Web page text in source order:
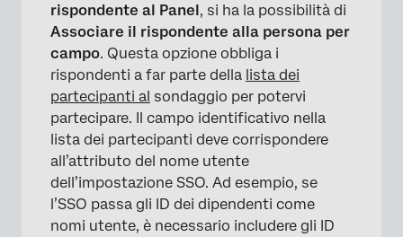
×
rispondente al Panel , si ha la possibilità di
Associare il rispondente alla persona per
campo. Questa opzione obbliga i
rispondenti a far parte della lista dei
partecipanti al sondaggio per potervi
partecipare. Il campo identificativo nella
lista dei partecipanti deve corrispondere
all’attributo del nome utente
dell’impostazione SSO. Ad esempio, se
l’SSO passa gli ID dei dipendenti come
nomi utente, è necessario includere gli ID